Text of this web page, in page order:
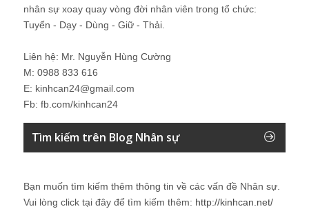
nhân sự xoay quay vòng đời nhân viên trong tổ chức:
Tuyển - Dạy - Dùng - Giữ - Thải.
Liên hệ: Mr. Nguyễn Hùng Cường
M: 0988 833 616
E: kinhcan24@gmail.com
Fb: fb.com/kinhcan24
Tìm kiếm trên Blog Nhân sự
Bạn muốn tìm kiếm thêm thông tin về các vấn đề Nhân sự
Vui lòng click tại đây để tìm kiếm thêm: http://kinhcan.net/